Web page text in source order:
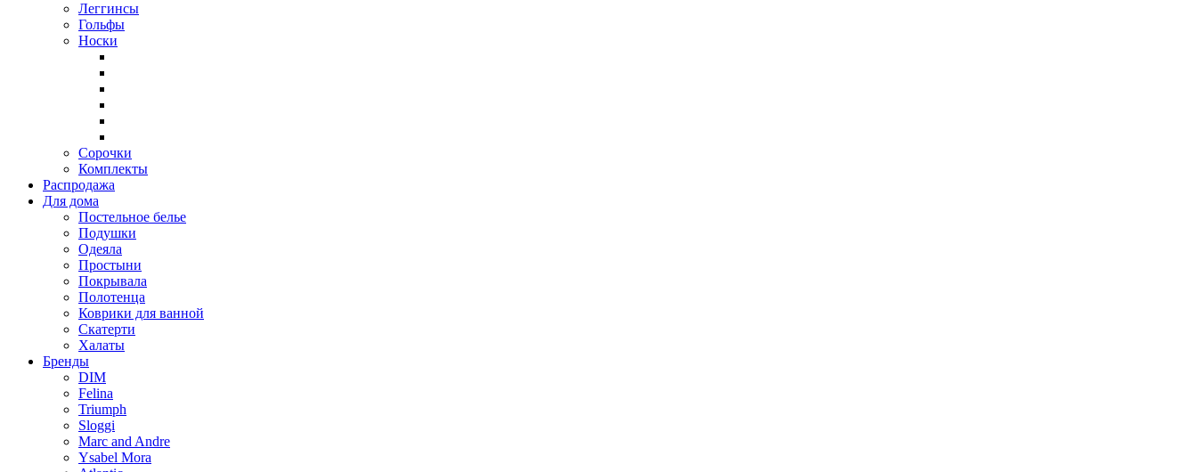
Леггинсы
Гольфы
Носки
Сорочки
Комплекты
Распродажа
Для дома
Постельное белье
Подушки
Одеяла
Простыни
Покрывала
Полотенца
Коврики для ванной
Скатерти
Халаты
Бренды
DIM
Felina
Triumph
Sloggi
Marc and Andre
Ysabel Mora